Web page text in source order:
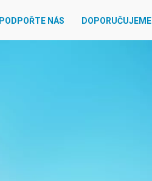
PODPOŘTE NÁS DOPORUČUJEME